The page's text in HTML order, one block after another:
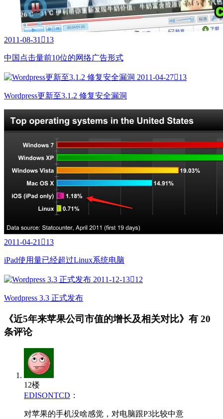
2011-08-31 13
中国点击量前10位的网络广告形式
2011-04-2713
Wordpress更新至3.1.2 修复安全漏洞
2011-04-21 13
iPad使用量已经超过Linux系统电脑
2011-12-1312
Wordpress 3.3 正式发布
《近5年来苹果公司市值的增长及相关对比》有 20
条评论
12楼
EDISONTCD ：
对苹果的手机没啥感觉，对电脑跟P3比较中意